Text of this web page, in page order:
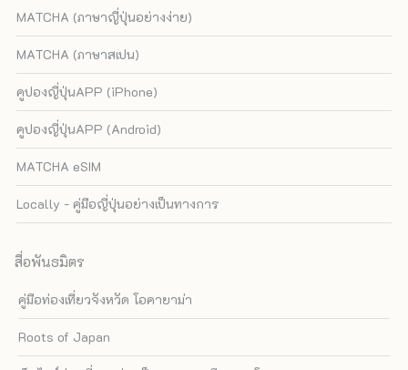
MATCHA (ภาษาญี่ปุ่นอย่างง่าย)
MATCHA (ภาษาสเปน)
คูปองญี่ปุ่นAPP (iPhone)
คูปองญี่ปุ่นAPP (Android)
MATCHA eSIM
Locally - คู่มือญี่ปุ่นอย่างเป็นทางการ
สื่อพันธมิตร
คู่มือท่องเที่ยวจังหวัด โอคายาม่า
Roots of Japan